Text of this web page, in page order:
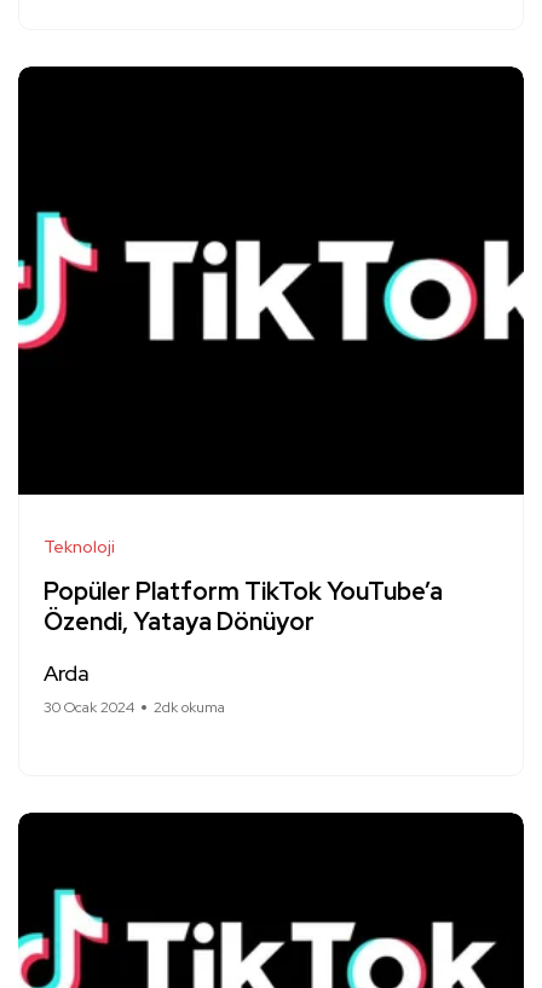
Teknoloji
Popüler Platform TikTok YouTube’a
Özendi, Yataya Dönüyor
Arda
30 Ocak 2024 2dk okuma